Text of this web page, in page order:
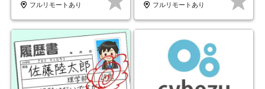
フルリモートあり
フルリモートあり